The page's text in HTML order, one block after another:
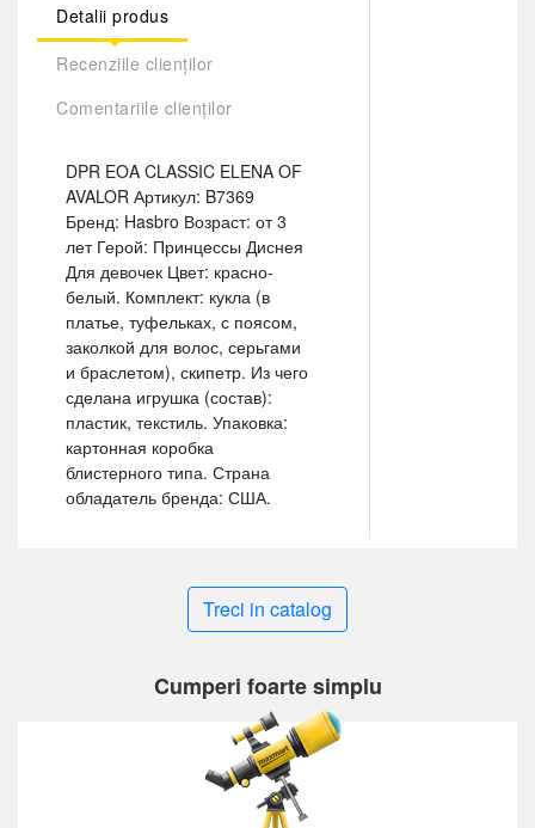
Detalii produs
Recenziile clienților
Comentariile clienților
DPR EOA CLASSIC ELENA OF
AVALOR Артикул: B7369
Бренд: Hasbro Возраст: от 3
лет Герой: Принцессы Диснея
Для девочек Цвет: красно-
белый. Комплект: кукла (в
платье, туфельках, с поясом,
заколкой для волос, серьгами
и браслетом), скипетр. Из чего
сделана игрушка (состав):
пластик, текстиль. Упаковка:
картонная коробка
блистерного типа. Страна
обладатель бренда: США.
Treci in catalog
Cumperi foarte simplu